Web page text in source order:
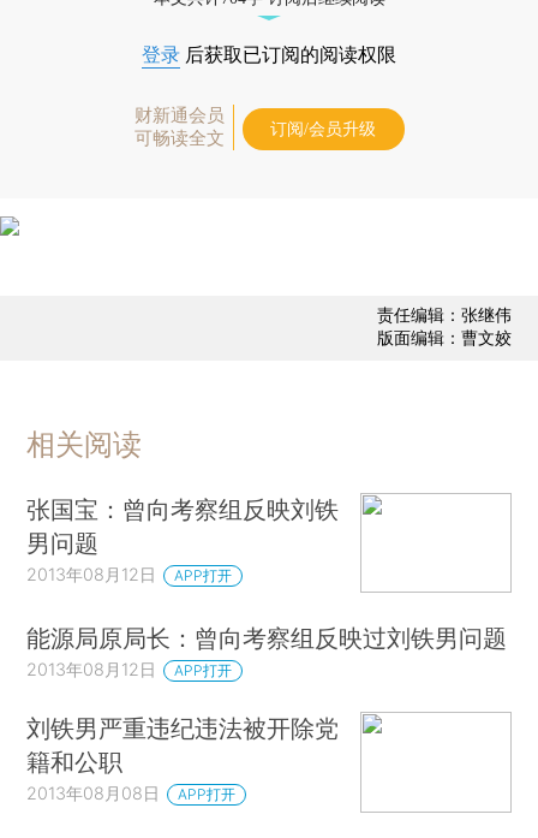
登录 后获取已订阅的阅读权限
财新通会员
可畅读全文
订阅/会员升级
责任编辑：张继伟
版面编辑：曹文姣
相关阅读
张国宝：曾向考察组反映刘铁
男问题
2013年08月12日 APP打开
能源局原局长：曾向考察组反映过刘铁男问题
2013年08月12日 APP打开
刘铁男严重违纪违法被开除党
籍和公职
2013年08月08日 APP打开